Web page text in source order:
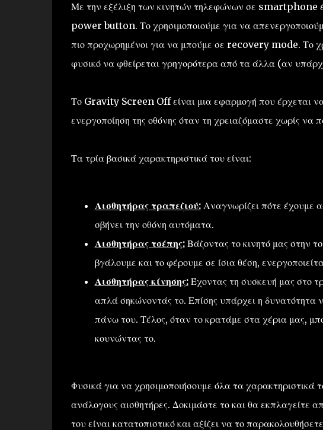
Με την εξέλιξη των κινητών τηλεφώνων σε smartphone
power button. Το χρησιμοποιούμε για να
πιο προχωρημένοι για να μπούμε σε recovery mode. Το
φυσικό να φθείρεται γρηγορότερα από τα άλλα (αν
Το Gravity Screen Off είναι μια εφαρμογή που έρχεται
ενεργοποίηση της οθόνης όταν τη χρειαζόμαστε χωρίς
Τα τρία βασικά χαρακτηριστικά του είναι:
Αισθητήρας τραπεζιού:Αναγνωρίζει πότε έχουμε
σβήνει την οθόνη αυτόματα.
Αισθητήρας τσέπης:Βάζοντας το κινητό μας στην
βγάλουμε και το φέρουμε σε ίσια θέση,
Αισθητήρας κίνησης:Έχοντας τη συσκευή μας στο
απλά σηκώνοντάς το. Επίσης υπάρχει η
πάνω του. Τέλος, όταν το κρατάμε στα χέρια μας,
κουνώντας το.
Φυσικά για να χρησιμοποιήσουμε όλα τα χαρακτηριστικά
ανάλογους αισθητήρες. Δοκιμάστε το και θα εκπλαγείτε
του είναι κατατοπιστικό και αξίζει να το